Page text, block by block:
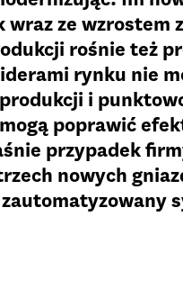
ze wzrostem
rośnie też
rynku nie
i
poprawić
przypadek
nowych